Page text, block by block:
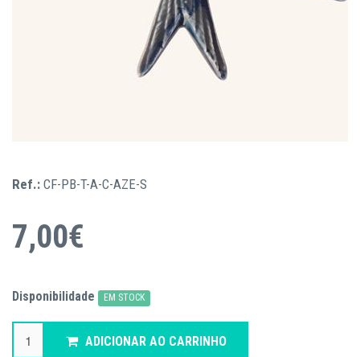
Ref.: CF-PB-T-A-C-AZE-S
7,00€
Disponibilidade EM STOCK
ADICIONAR AO CARRINHO